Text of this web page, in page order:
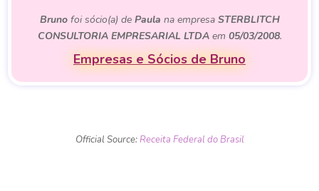
Brunofoi sócio(a) de Paula na empresa STERBLITCH
CONSULTORIA EMPRESARIAL LTDAem 05/03/2008.
Empresas e Sócios de Bruno
Official Source:Receita Federal do Brasil